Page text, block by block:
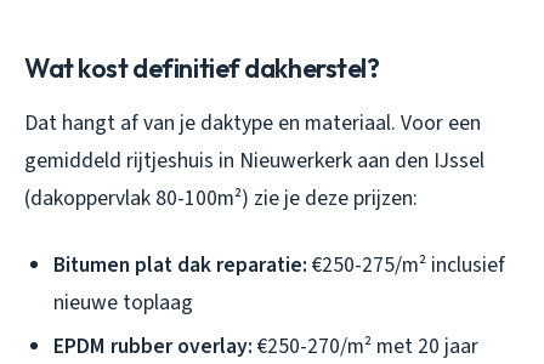
Wat kost definitief dakherstel?
Dat hangt af van je daktype en materiaal. Voor een
gemiddeld rijtjeshuis in Nieuwerkerk aan den IJssel
(dakoppervlak 80-100m²) zie je deze prijzen:
Bitumen plat dak reparatie: €250-275/m² inclusief
nieuwe toplaag
EPDM rubber overlay: €250-270/m² met 20 jaar